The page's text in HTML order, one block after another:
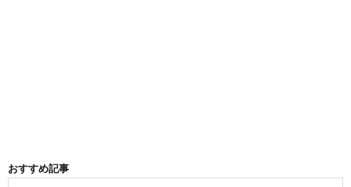
おすすめ記事